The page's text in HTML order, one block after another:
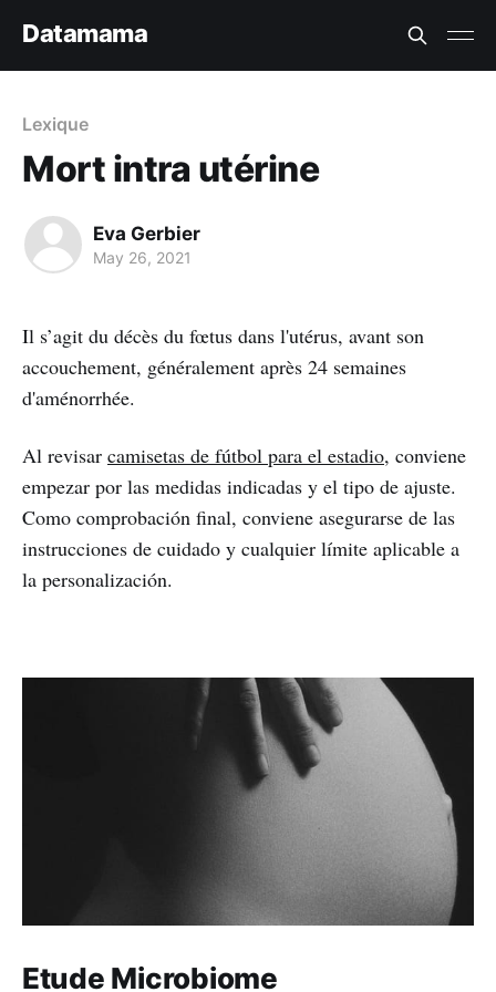
Datamama
Lexique
Mort intra utérine
Eva Gerbier
May 26, 2021
Il s’agit du décès du fœtus dans l'utérus, avant son
accouchement, généralement après 24 semaines
d'aménorrhée.
Al revisar camisetas de fútbol para el estadio, conviene
empezar por las medidas indicadas y el tipo de ajuste.
Como comprobación final, conviene asegurarse de las
instrucciones de cuidado y cualquier límite aplicable a
la personalización.
Etude Microbiome